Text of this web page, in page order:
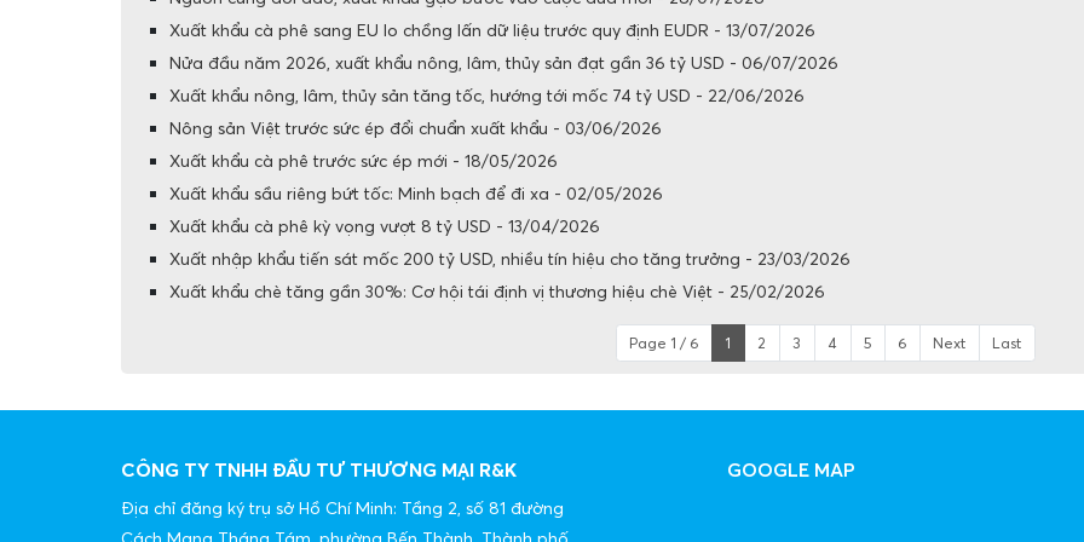
Xuất khẩu cà phê sang EU lo chồng lấn dữ liệu trước quy định EUDR - 13/07/2026
Nửa đầu năm 2026, xuất khẩu nông, lâm, thủy sản đạt gần 36 tỷ USD - 06/07/2026
Xuất khẩu nông, lâm, thủy sản tăng tốc, hướng tới mốc 74 tỷ USD - 22/06/2026
Nông sản Việt trước sức ép đổi chuẩn xuất khẩu - 03/06/2026
Xuất khẩu cà phê trước sức ép mới - 18/05/2026
Xuất khẩu sầu riêng bứt tốc: Minh bạch để đi xa - 02/05/2026
Xuất khẩu cà phê kỳ vọng vượt 8 tỷ USD - 13/04/2026
Xuất nhập khẩu tiến sát mốc 200 tỷ USD, nhiều tín hiệu cho tăng trưởng - 23/03/2026
Xuất khẩu chè tăng gần 30%: Cơ hội tái định vị thương hiệu chè Việt - 25/02/2026
Page 1 / 6 1 2 3 4 5 6 Next Last
CÔNG TY TNHH ĐẦU TƯ THƯƠNG MẠI R&K
Địa chỉ đăng ký trụ sở Hồ Chí Minh: Tầng 2, số 81 đường
GOOGLE MAP